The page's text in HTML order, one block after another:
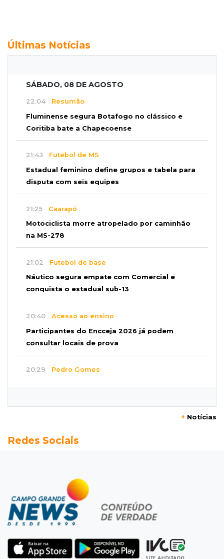
Últimas Notícias
SÁBADO, 08 DE AGOSTO
22:04 Resumão
Fluminense segura Botafogo no clássico e
Coritiba bate a Chapecoense
21:43 Futebol de MS
Estadual feminino define grupos e tabela para
disputa com seis equipes
21:25 Caarapó
Motociclista morre atropelado por caminhão
na MS-278
21:02 Futebol de base
Náutico segura empate com Comercial e
conquista o estadual sub-13
20:40 Acesso ao ensino
Participantes do Encceja 2026 já podem
consultar locais de prova
20:29 Pedro Gomes
Pantanal treina em Goiânia antes de jogo que
Campeonato Brasileiro
Remo busca empate com Atlético-MG e segue
na zona de rebaixamento
Defesa diz que preso suspeito de sequestro
só emprestou casa a conhecido
+ Notícias
Redes Sociais